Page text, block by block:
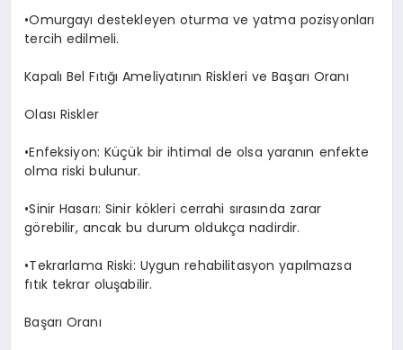
•Omurgayı destekleyen oturma ve yatma pozisyonları
tercih edilmeli.
Kapalı Bel Fıtığı Ameliyatının Riskleri ve Başarı Oranı
Olası Riskler
•Enfeksiyon: Küçük bir ihtimal de olsa yaranın enfekte
olma riski bulunur.
•Sinir Hasarı: Sinir kökleri cerrahi sırasında zarar
görebilir, ancak bu durum oldukça nadirdir.
•Tekrarlama Riski: Uygun rehabilitasyon yapılmazsa
fıtık tekrar oluşabilir.
Başarı Oranı